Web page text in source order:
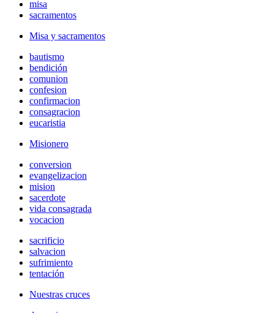
misa
sacramentos
Misa y sacramentos
bautismo
bendición
comunion
confesion
confirmacion
consagracion
eucaristia
Misionero
conversion
evangelizacion
mision
sacerdote
vida consagrada
vocacion
sacrificio
salvacion
sufrimiento
tentación
Nuestras cruces